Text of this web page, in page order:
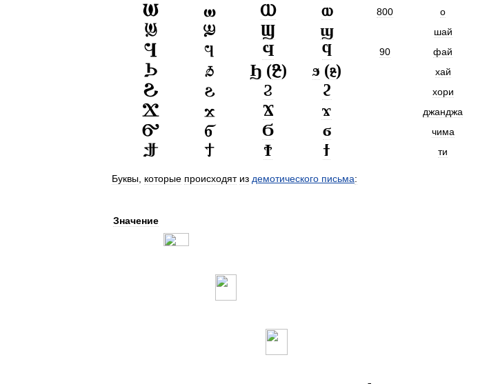
Ⲱ ⲱ 800 о
Ϣ ϣ шай
Ϥ ϥ 90 фай
Ϧ (Ⳉ) ϧ (ⳉ) хай
Ϩ ϩ хори
Ϫ ϫ джанджа
Ϭ ϭ чима
Ϯ ϯ ти
Буквы, которые происходят из демотического письма:
Значение